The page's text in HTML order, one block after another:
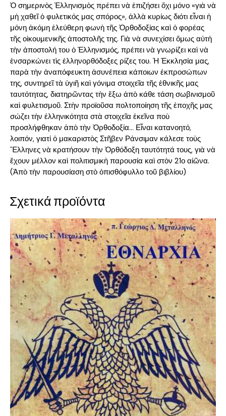
Ὁ σημερινὸς Ἑλληνισμὸς πρέπει νὰ ἐπιζήσει ὄχι μόνο «γιὰ νὰ
μὴ χαθεῖ ὁ φυλετικός μας σπόρος», ἀλλὰ κυρίως διότι εἶναι ἡ
μόνη ἀκόμη ἐλεύθερη φωνὴ τῆς Ὀρθοδοξίας καὶ ὁ φορέας
τῆς οἰκουμενικῆς ἀποστολῆς της. Γιὰ νὰ συνεχίσει ὅμως αὐτὴ
τὴν ἀποστολή του ὁ Ἑλληνισμός, πρέπει νὰ γνωρίζει καὶ νὰ
ἐνσαρκώνει τὶς ἑλληνορθόδοξες ρίζες του. Ἡ Ἐκκλησία μας,
παρὰ τὴν ἀναπόφευκτη ἀσυνέπεια κάποιων ἐκπροσώπων
της, συντηρεῖ τὰ ὑγιῆ καὶ γόνιμα στοιχεῖα τῆς ἐθνικῆς μας
ταυτότητας, διατηρῶντας τὴν ἔξω ἀπὸ κάθε τάση σωβινισμοῦ
καὶ φυλετισμοῦ. Στὴν προϊοῦσα πολτοποίηση τῆς ἐποχῆς μας
σώζει τὴν ἑλληνικότητα στὰ στοιχεῖα ἐκεῖνα ποὺ
προσλήφθηκαν ἀπὸ τὴν Ὀρθοδοξία… Εἶναι κατανοητό,
λοιπόν, γιατί ὁ μακαριστὸς Στῆβεν Ράνσιμαν κάλεσε τοὺς
Ἕλληνες νὰ κρατήσουν τὴν Ὀρθόδοξη ταυτότητά τους, γιὰ νὰ
ἔχουν μέλλον καὶ πολιτισμικὴ παρουσία καὶ στὸν 21ο αἰῶνα.
(Ἀπὸ τὴν παρουσίαση στὸ ὀπισθόφυλλο τοῦ βιβλίου)
Σχετικά προϊόντα